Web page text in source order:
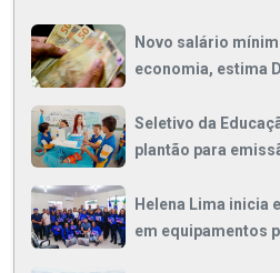
Novo salário
economia, estima
Seletivo da
plantão para
Helena Lima inicia
em equipamentos